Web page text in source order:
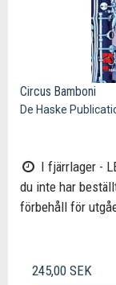
Circus Bamboni
De Haske
I fjärrlager -
du inte har
förbehåll för
245,00 SEK